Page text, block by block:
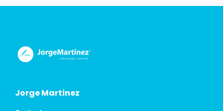
Jorge Martinez